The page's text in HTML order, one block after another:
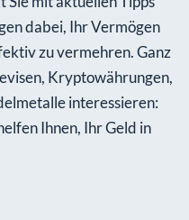
dabei, Ihr Vermögen
zu vermehren. Ganz
Kryptowährungen,
interessieren:
Ihnen, Ihr Geld in